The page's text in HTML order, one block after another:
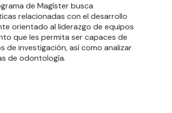
de Magíster busca
relacionadas con el desarrollo
orientado al liderazgo de equipos
que les permita ser capaces de
investigación, así como analizar
de odontología.